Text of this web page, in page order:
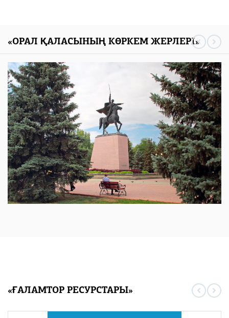
«ОРАЛ ҚАЛАСЫНЫҢ КӨРКЕМ ЖЕРЛЕРІ»
«ҒАЛАМТОР РЕСУРСТАРЫ»